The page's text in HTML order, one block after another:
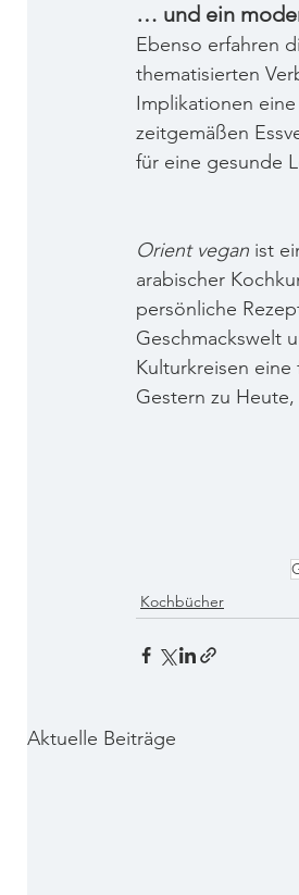
… und ein
Ebenso erfahren
thematisierten
Implikationen eine
zeitgemäßen
für eine gesunde
Orient vegan ist
arabischer
persönliche
Geschmackswelt
Kulturkreisen
Gestern zu
Kochbücher
Aktuelle Beiträge